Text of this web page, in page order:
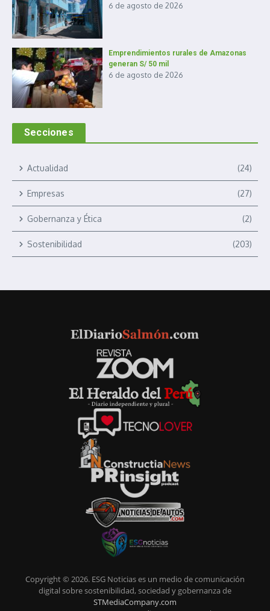
6 de agosto de 2026
Emprendimientos rurales de Amazonas
generan S/ 50 mil
6 de agosto de 2026
Secciones
Actualidad (24)
Empresas (27)
Gobernanza y Ética (2)
Sostenibilidad (203)
Copyright © 2026. ESG Noticias es un medio de comunicación
digital sobre sostenibilidad, sociedad y gobernanza de
STMediaCompany.com